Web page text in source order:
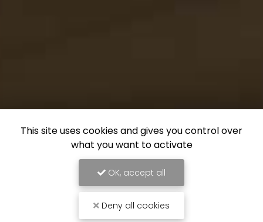
This site uses cookies and gives you control over
what you want to activate
OK, accept all
Deny all cookies